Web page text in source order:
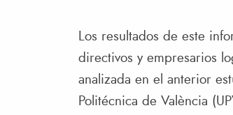
Los resultados de este
directivos y empresarios
analizada en el anterior
Politécnica de València